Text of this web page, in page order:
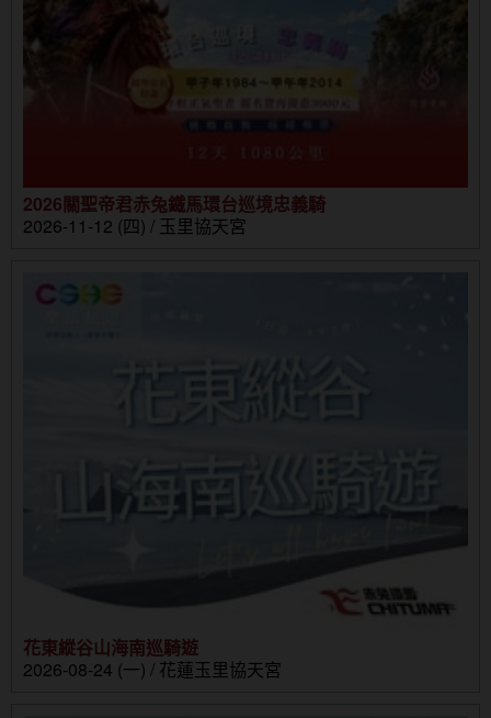
2026關聖帝君赤兔鐵馬環台巡境忠義騎
2026-11-12 (四) / 玉里協天宮
花東縱谷山海南巡騎遊
2026-08-24 (一) / 花蓮玉里協天宮